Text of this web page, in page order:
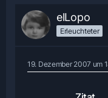
elLopo
Erleuchteter
19. Dezember 2007 um